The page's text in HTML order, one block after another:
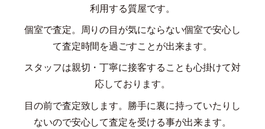
利用する質屋です。
個室で査定。周りの目が気にならない個室で安心し
て査定時間を過ごすことが出来ます。
スタッフは親切・丁寧に接客することも心掛けて対
応しております。
目の前で査定致します。勝手に裏に持っていたりし
ないので安心して査定を受ける事が出来ます。